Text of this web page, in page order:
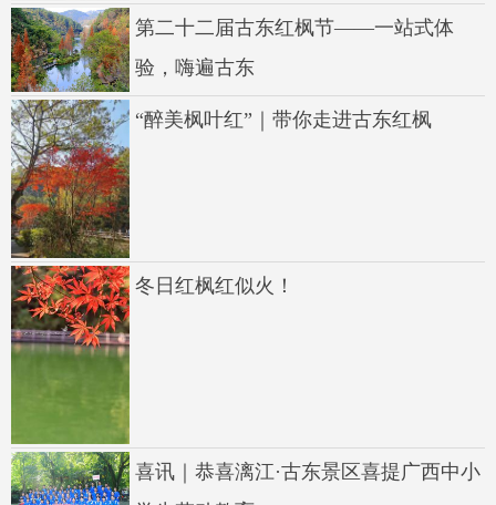
第二十二届古东红枫节——一站式体
验，嗨遍古东
“醉美枫叶红”｜带你走进古东红枫
冬日红枫红似火！
喜讯｜恭喜漓江·古东景区喜提广西中小